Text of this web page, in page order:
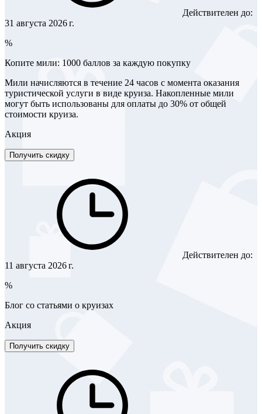
Действителен до:
31 августа 2026 г.
%
Копите мили: 1000 баллов за каждую покупку
Мили начисляются в течение 24 часов с момента оказания
туристической услуги в виде круиза. Накопленные мили
могут быть использованы для оплаты до 30% от общей
стоимости круиза.
Акция
Получить скидку
Действителен до:
11 августа 2026 г.
%
Блог со статьями о круизах
Акция
Получить скидку